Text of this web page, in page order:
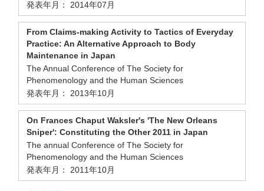
発表年月： 2014年07月
From Claims-making Activity to Tactics of Everyday
Practice: An Alternative Approach to Body
Maintenance in Japan
The Annual Conference of The Society for
Phenomenology and the Human Sciences
発表年月： 2013年10月
On Frances Chaput Waksler's 'The New Orleans
Sniper': Constituting the Other 2011 in Japan
The annual Conference of The Society for
Phenomenology and the Human Sciences
発表年月： 2011年10月